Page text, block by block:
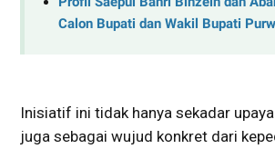
Calon Bupati dan Wakil Bupati
Inisiatif ini tidak hanya sekadar
juga sebagai wujud konkret dari